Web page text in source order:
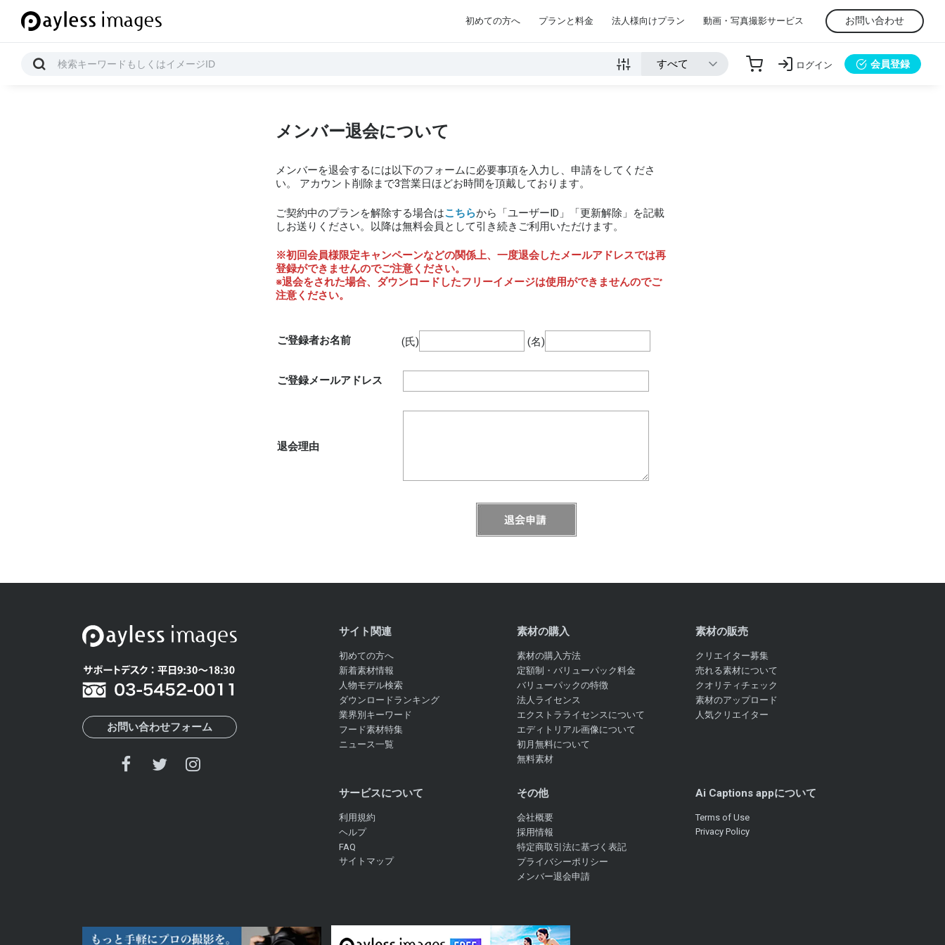
初めての方へ プランと料金 法人様向けプラン 動画・写真撮影サービス お問い合わせ
ログイン 会員登録
メンバー退会について
メンバーを退会するには以下のフォームに必要事項を入力し、申請をしてくださ
い。 アカウント削除まで3営業日ほどお時間を頂戴しております。
ご契約中のプランを解除する場合はこちらから「ユーザーID」「更新解除」を記載
しお送りください。以降は無料会員として引き続きご利用いただけます。
※初回会員様限定キャンペーンなどの関係上、一度退会したメールアドレスでは再
登録ができませんのでご注意ください。
※退会をされた場合、ダウンロードしたフリーイメージは使用ができませんのでご
注意ください。
ご登録者お名前 (氏) (名)
ご登録メールアドレス
退会理由
お問い合わせフォーム
サイト関連
初めての方へ
新着素材情報
人物モデル検索
ダウンロードランキング
業界別キーワード
フード素材特集
ニュース一覧
素材の購入
素材の購入方法
定額制・バリューパック料金
バリューパックの特徴
法人ライセンス
エクストラライセンスについて
エディトリアル画像について
初月無料について
無料素材
素材の販売
クリエイター募集
売れる素材について
クオリティチェック
素材のアップロード
人気クリエイター
サービスについて
利用規約
ヘルプ
FAQ
サイトマップ
その他
会社概要
採用情報
特定商取引法に基づく表記
プライバシーポリシー
メンバー退会申請
Ai Captions appについて
Terms of Use
Privacy Policy